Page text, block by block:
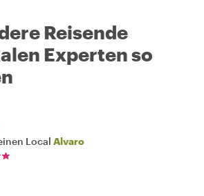
Reisende
Experten so
Local Alvaro